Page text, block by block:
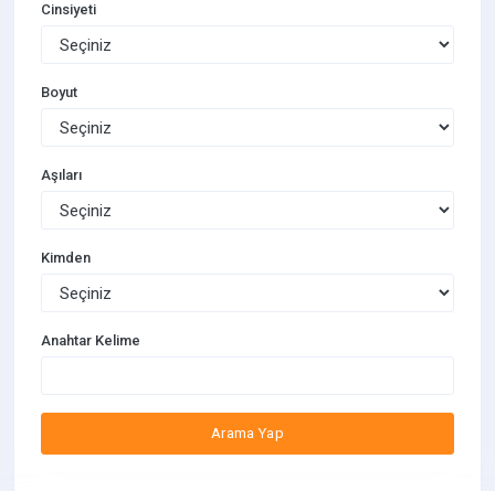
Cinsiyeti
Boyut
Aşıları
Kimden
Anahtar Kelime
Arama Yap